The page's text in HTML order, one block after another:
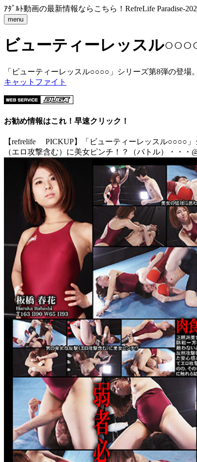
ｱﾀﾞﾙﾄ動画の最新情報ならこちら！RefreLife Paradise-
menu
ビューティーレッスル
「ビューティーレッスル○○○○」シリーズ第8弾の登
キャットファイト
お勧め情報はこれ！早速クリック！
【refrelife PICKUP】「ビューティーレッスル○○○○
（エロ攻撃含む）に美女ピンチ！？（バトル）・・・